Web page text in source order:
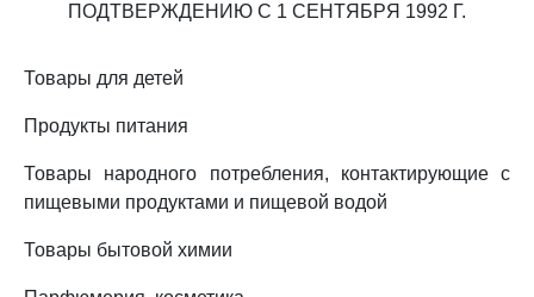
ПОДТВЕРЖДЕНИЮ С 1 СЕНТЯБРЯ 1992 Г.
Товары для детей
Продукты питания
Товары народного потребления, контактирующие с
пищевыми продуктами и пищевой водой
Товары бытовой химии